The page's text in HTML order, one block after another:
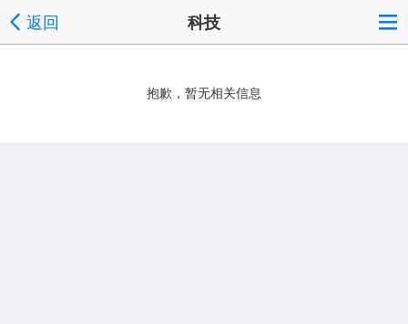
返回 科技
抱歉，暂无相关信息